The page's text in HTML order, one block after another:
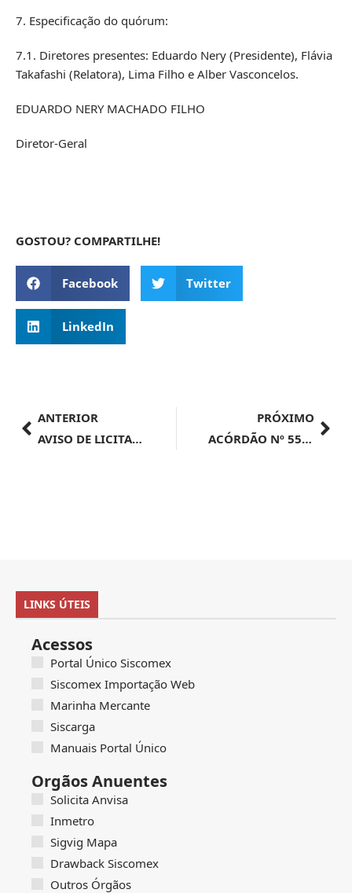
7. Especificação do quórum:
7.1. Diretores presentes: Eduardo Nery (Presidente), Flávia
Takafashi (Relatora), Lima Filho e Alber Vasconcelos.
EDUARDO NERY MACHADO FILHO
Diretor-Geral
GOSTOU? COMPARTILHE!
Facebook Twitter
LinkedIn
ANTERIOR
AVISO DE LICITAÇÃO | Pregão Eletrônico Nº 90027/2024 – UASG 254420
PRÓXIMO
ACÓRDÃO Nº 557/2024-ANTAQ
LINKS ÚTEIS
Acessos
Portal Único Siscomex
Siscomex Importação Web
Marinha Mercante
Siscarga
Manuais Portal Único
Orgãos Anuentes
Solicita Anvisa
Inmetro
Sigvig Mapa
Drawback Siscomex
Outros Órgãos